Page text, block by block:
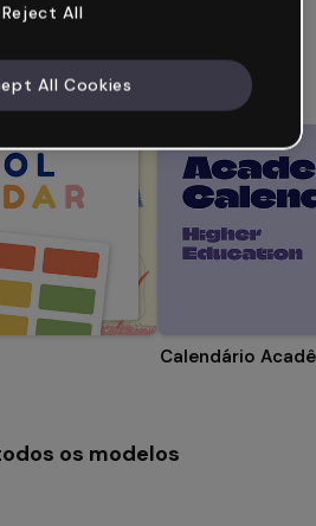
gostar
os modelos
Reject All
All Cookies